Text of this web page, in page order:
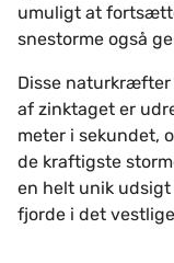
umuligt at
snestorme også
Disse
af zinktaget er
meter i sekundet,
de kraftigste
en helt unik
fjorde i det